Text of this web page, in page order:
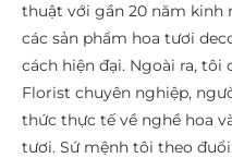
thuật với gần 20 năm kinh
các sản phẩm hoa tươi
cách hiện đại. Ngoài ra,
Florist chuyên nghiệp,
thức thực tế về nghề hoa
tươi. Sứ mệnh tôi theo